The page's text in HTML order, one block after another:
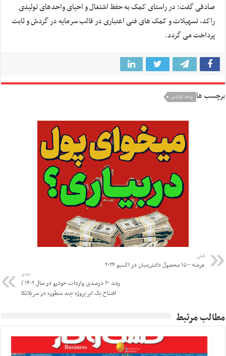
صادقی گفت: در راستای کمک به حفظ اشتغال و احیای واحدهای تولیدی
راکد، تسهیلات و کمک های فنی اعتباری در قالب سرمایه در گردش و ثابت
پرداخت می گردد.
برچسب ها واحد تولیدی
قبلی
عرضه ۱۵۰۰ محصول دانش‌بنیان در اکسپو ۲۰۲۴
بعدی
رشد ۲۰ درصدی واردات خودرو در سال ۱۴۰۲ /
افتتاح یک ابر پروژه چند منظوره در سریلانکا
مطالب مرتبط